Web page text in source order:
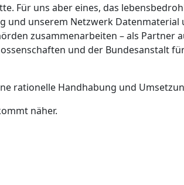
Für uns aber eines, das
unserem Netzwerk Datenmaterial
zusammenarbeiten – als Partner
und der Bundesanstalt
rationelle Handhabung und
näher.